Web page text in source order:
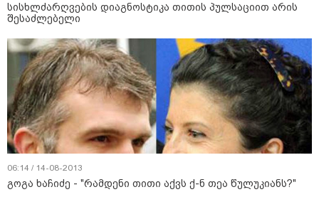
სისხლძარღვების დიაგნოსტიკა თითის პულსაციით არის
შესაძლებელი
06:14 / 14-08-2013
გოგა ხაჩიძე - "რამდენი თითი აქვს ქ-ნ თეა წულუკიანს?"